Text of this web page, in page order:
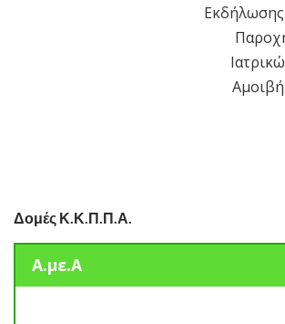
Δομές Κ.Κ.Π.Π.Α.
Α.με.Α